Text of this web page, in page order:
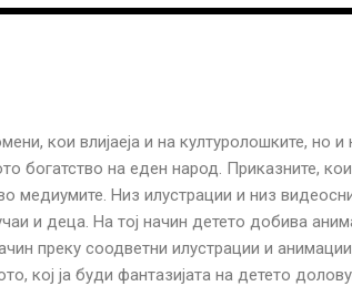
кои влијаеја и на културолошките, но и
богатство на еден народ. Приказните, кои
медиумите. Низ илустрации и низ
и деца. На тој начин детето добива
преку соодветни илустрации и
кој ја буди фантазијата на детето